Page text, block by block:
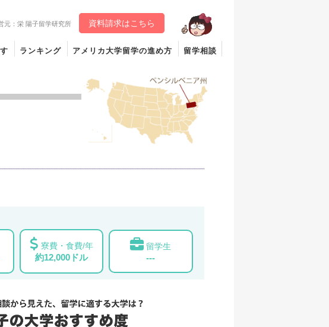
元：栄 陽子留学研究所 資料請求はこちら
ランキング アメリカ大学留学の進め方 留学相談
寮費・食費/年
約12,000ドル
留学生
---